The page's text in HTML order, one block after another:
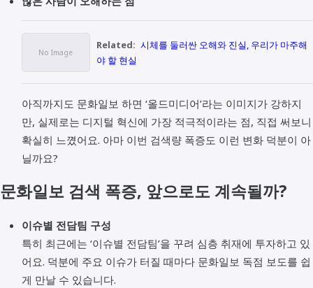
Related: 시체를 둘러싼 오해와 진실, 우리가 마주해
야 할 현실
아직까지도 문화일보 하면 ‘올드미디어’라는 이미지가 강하지
만, 실제로는 디지털 혁신에 가장 적극적이라는 점, 직접 써보니
확실히 느꼈어요. 아마 이번 검색량 폭증도 이런 변화 덕분이 아
닐까요?
문화일보 검색 폭증, 앞으로도 계속될까?
이슈별 전담팀 구성
특히 최근에는 ‘이슈별 전담팀’을 꾸려 심층 취재에 투자하고 있
어요. 덕분에 주요 이슈가 터질 때마다 문화일보 독점 보도를 쉽
게 만날 수 있습니다.